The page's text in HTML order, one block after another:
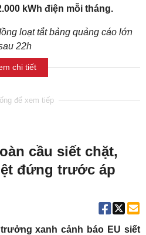
kWh điện mỗi tháng.
loạt tắt bảng quảng cáo lớn
22h
chi tiết
cầu siết chặt,
đứng trước áp
xanh cảnh báo EU siết